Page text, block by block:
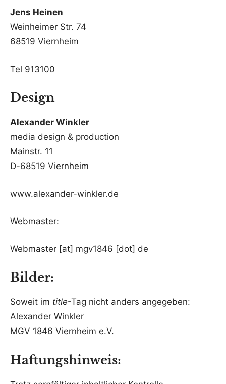
Jens Heinen
Weinheimer Str. 74
68519 Viernheim
Tel 913100
Design
Alexander Winkler
media design & production
Mainstr. 11
D-68519 Viernheim
www.alexander-winkler.de
Webmaster:
Webmaster [at] mgv1846 [dot] de
Bilder:
Soweit im title-Tag nicht anders angegeben:
Alexander Winkler
MGV 1846 Viernheim e.V.
Haftungshinweis: